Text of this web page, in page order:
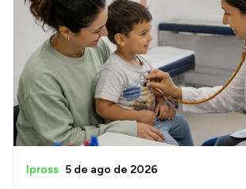
Casa de Gobierno
Acerca de Río Negro
Historia
Geografía
Invertí en Río Negro
Ipross 5 de ago de 2026